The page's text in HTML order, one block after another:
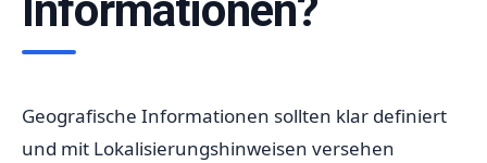
Geografische Informationen sollten klar definiert
und mit Lokalisierungshinweisen versehen